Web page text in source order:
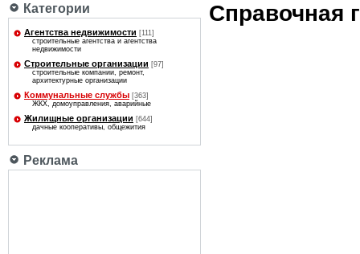
Категории
Агентства недвижимости [111]
строительные агентства и агентства
недвижимости
Строительные организации [97]
строительные компании, ремонт,
архитектурные организации
Коммунальные службы [363]
ЖКХ, домоуправления, аварийные
Жилищные организации [644]
дачные кооперативы, общежития
Реклама
Справочная